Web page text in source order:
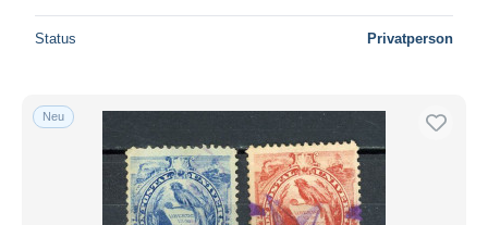
Status Privatperson
Neu